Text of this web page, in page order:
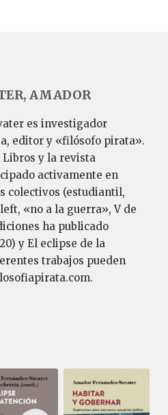
AMADOR
es investigador
editor y «filósofo pirata».
y la revista
activamente en
colectivos (estudiantil,
«no a la guerra», V de
ha publicado
y El eclipse de la
trabajos pueden